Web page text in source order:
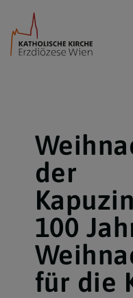
der
100
für die